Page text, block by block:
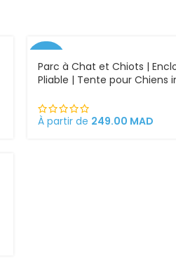
Parc à Chat et Chiots |
Pliable | Tente pour Chiens
À partir de 249.00 MAD